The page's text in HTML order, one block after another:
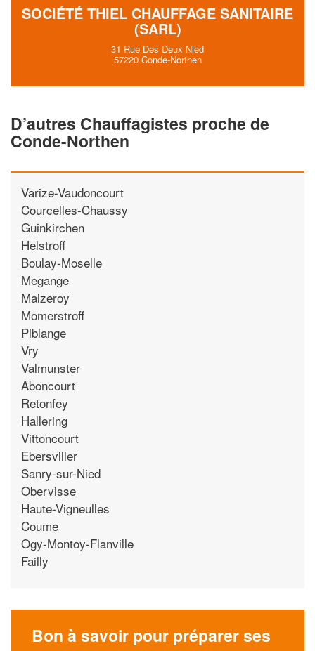
SOCIÉTÉ THIEL CHAUFFAGE SANITAIRE
(SARL)
31 Rue Des Deux Nied
57220 Conde-Northen
D’autres Chauffagistes proche de
Conde-Northen
Varize-Vaudoncourt
Courcelles-Chaussy
Guinkirchen
Helstroff
Boulay-Moselle
Megange
Maizeroy
Momerstroff
Piblange
Vry
Valmunster
Aboncourt
Retonfey
Hallering
Vittoncourt
Ebersviller
Sanry-sur-Nied
Obervisse
Haute-Vigneulles
Coume
Ogy-Montoy-Flanville
Failly
Bon à savoir pour préparer ses